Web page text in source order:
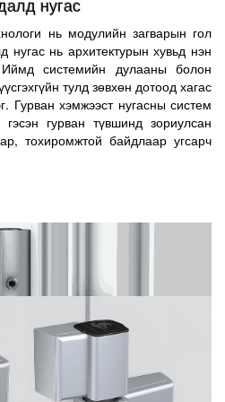
нь дүүргэж үйлдвэрлэсэн.
гүн нь хүрээ бэлдэцийн
зохицсон байна.
дамжуулалтын коуффиценттэй
ийн тусгаарлах технологи
Босгоны загвар нь эргэн тойрны
бэлдэцтэй харьцуулахуйц
хэсгийн хувьд дулааны нэмэлт
үйлдвэрлэлийн арга нь
энэ нь түгжээ болон нугасыг
далд нугас бүхий системийн
багасгахгүйгээр хийх боломжтой.
систем нь гурван хэмжээст
зэргийн гангаар хийгдсэн гол
төрөл зүйлээс харах
нь модулийн загварын гол
нь архитектурын хувьд нэн
системийн дулааны болон
тулд зөвхөн дотоод хагас
Гурван хэмжээст нугасны систем
гурван түвшинд зориулсан
тохиромжтой байдлаар угсарч